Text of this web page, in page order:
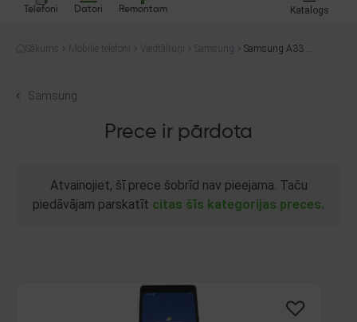
Telefoni Datori Remontam Katalogs
Sākums Mobilie telefoni Viedtālruņi Samsung
Samsung A33 5
Samsung
Prece ir pārdota
Atvainojiet, šī prece šobrīd nav pieejama. Taču
piedāvājam parskatīt citas šīs kategorijas preces.